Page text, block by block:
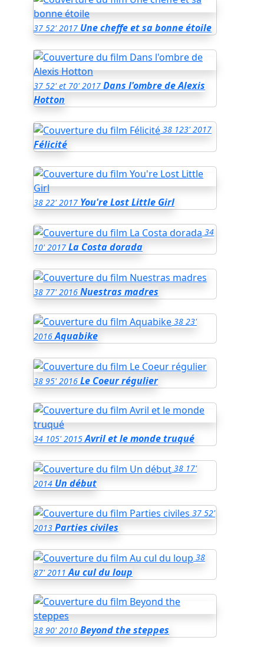
37 52' 2017 Une cheffe et sa bonne étoile
37 52' et 70' 2017 Dans l'ombre de Alexis
Hotton
38 123' 2017
Félicité
38 22' 2017 You're Lost Little Girl
34
10' 2017 La Costa dorada
38 77' 2016 Nuestras madres
38 23'
2016 Aquabike
38 95' 2016 Le Coeur régulier
34 105' 2015 Avril et le monde truqué
38 17'
2014 Un début
37 52'
2013 Parties civiles
38
87' 2011 Au cul du loup
38 90' 2010 Beyond the steppes